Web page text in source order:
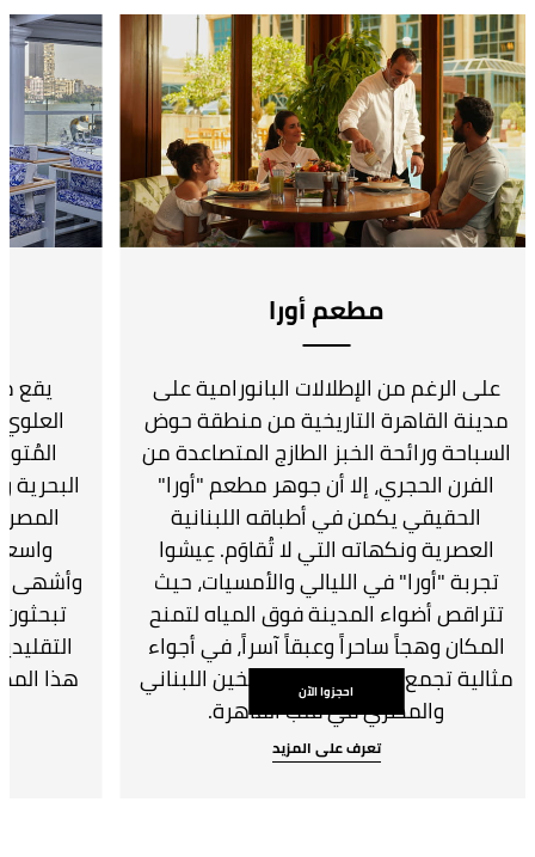
مطعم أورا
على الرغم من الإطلالات البانورامية على
مدينة القاهرة التاريخية من منطقة حوض
السباحة ورائحة الخبز الطازج المتصاعدة من
الفرن الحجري، إلا أن جوهر مطعم "أورا"
الحقيقي يكمن في أطباقه اللبنانية
العصرية ونكهاته التي لا تُقاوَم. عِيشوا
تجربة "أورا" في الليالي والأمسيات، حيث
تتراقص أضواء المدينة فوق المياه لتمنح
المكان وهجاً ساحراً وعبقاً آسراً، في أجواء
مثالية تجمع بين نكهات المطبخين اللبناني
والمصري في قلب القاهرة.
احجزوا الآن
تعرف على المزيد
وأشهى
هذا